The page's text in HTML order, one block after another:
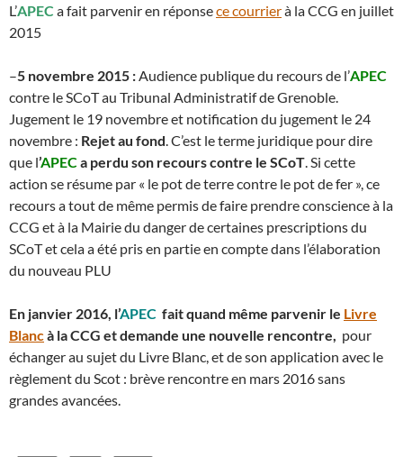
L’APEC a fait parvenir en réponsece courrierà la CCG en juillet
2015
–5 novembre 2015 : Audience publique du recours de l’APEC
contre le SCoT au Tribunal Administratif de Grenoble.
Jugement le 19 novembre et notification du jugement le 24
novembre : Rejet au fond . C’est le terme juridique pour dire
que l’APECa perdu son recours contre le SCoT . Si cette
action se résume par « le pot de terre contre le pot de fer », ce
recours a tout de même permis de faire prendre conscience à la
CCG et à la Mairie du danger de certaines prescriptions du
SCoT et cela a été pris en partie en compte dans l’élaboration
du nouveau PLU
En janvier 2016, l’APEC fait quand même parvenir le Livre
Blancà la CCG et demande une nouvelle rencontre, pour
échanger au sujet du Livre Blanc, et de son application avec le
règlement du Scot : brève rencontre en mars 2016 sans
grandes avancées.